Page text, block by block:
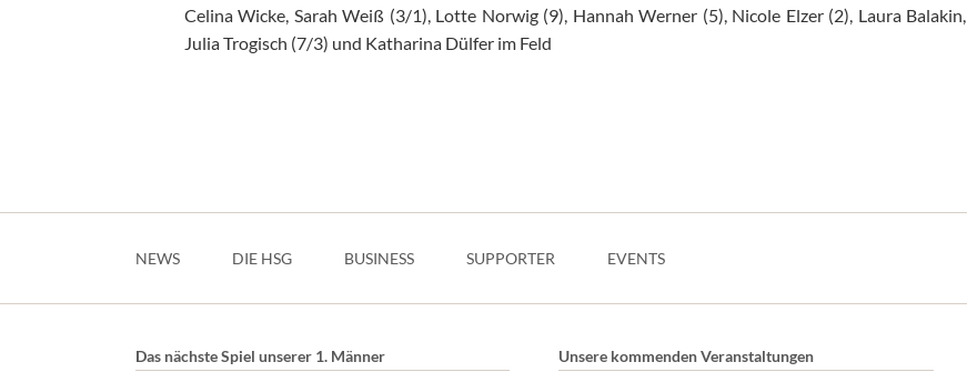
Celina Wicke, Sarah Weiß (3/1), Lotte Norwig (9), Hannah Werner (5), Nicole Elzer (2), Laura Balakin,
Julia Trogisch (7/3) und Katharina Dülfer im Feld
NEWS DIE HSG BUSINESS SUPPORTER EVENTS
Das nächste Spiel unserer 1. Männer Unsere kommenden Veranstaltungen